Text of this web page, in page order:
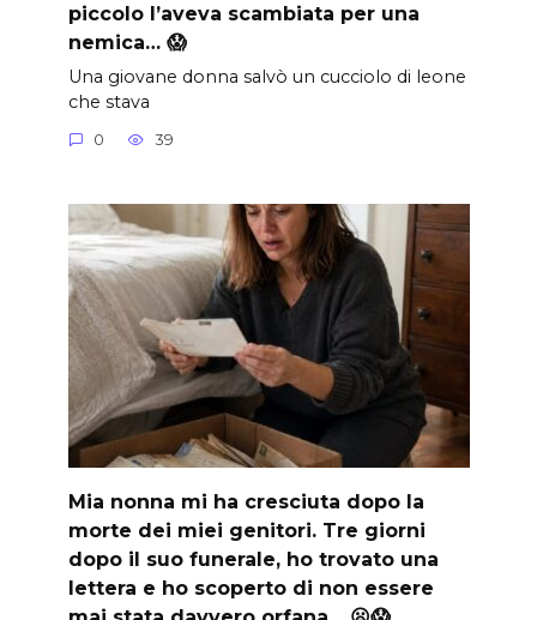
piccolo l’aveva scambiata per una
nemica… 😱
Una giovane donna salvò un cucciolo di leone
che stava
0 39
Mia nonna mi ha cresciuta dopo la
morte dei miei genitori. Tre giorni
dopo il suo funerale, ho trovato una
lettera e ho scoperto di non essere